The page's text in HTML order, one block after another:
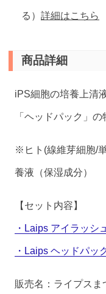
る）詳細はこちら
商品詳細
iPS細胞の培養上清
「ヘッドパック」の
※ヒト(線維芽細胞/
養液（保湿成分）
【セット内容】
・Laips アイラッシ
・Laips ヘッドパッ
販売名：ライプス